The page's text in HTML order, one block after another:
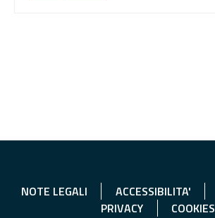
NOTE LEGALI ACCESSIBILITA'
PRIVACY
COOKIES